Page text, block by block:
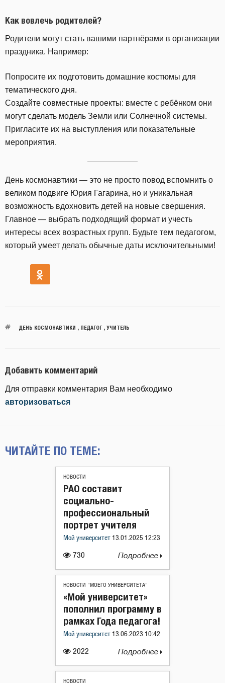
Как вовлечь родителей?
Родители могут стать вашими партнёрами в организации
праздника. Например:
Попросите их подготовить домашние костюмы для
тематического дня.
Создайте совместные проекты: вместе с ребёнком они
могут сделать модель Земли или Солнечной системы.
Пригласите их на выступления или показательные
мероприятия.
День космонавтики — это не просто повод вспомнить о
великом подвиге Юрия Гагарина, но и уникальная
возможность вдохновить детей на новые свершения.
Главное — выбрать подходящий формат и учесть
интересы всех возрастных групп. Будьте тем педагогом,
который умеет делать обычные даты исключительными!
ДЕНЬ КОСМОНАВТИКИ , ПЕДАГОГ, УЧИТЕЛЬ
Добавить комментарий
Для отправки комментария Вам необходимо
авторизоваться
ЧИТАЙТЕ ПО ТЕМЕ:
НОВОСТИ
730
РАО составит
социально-
профессиональный
портрет учителя
Мой университет 13.01.2025 12:23
Подробнее
НОВОСТИ "МОЕГО УНИВЕРСИТЕТА"
2022
«Мой университет»
пополнил программу в
рамках Года педагога!
Мой университет 13.06.2023 10:42
Подробнее
НОВОСТИ